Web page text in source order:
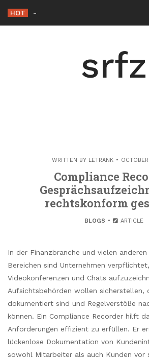
content
HOT Shashel: Alles, w
srfz
WRITTEN BY LETRANK
Compliance
rechtskonform
BLOGS ARTICLE
In der Finanzbranche und vielen
Bereichen sind Unternehmen
Videokonferenzen und Chats
Aufsichtsbehörden wollen sicherstellen,
dokumentiert sind und Regelverstöße
können. Ein Compliance Recorder hilft
Anforderungen effizient zu erfüllen. Er
lückenlose Dokumentation von
sowohl Mitarbeiter als auch Kunden vor